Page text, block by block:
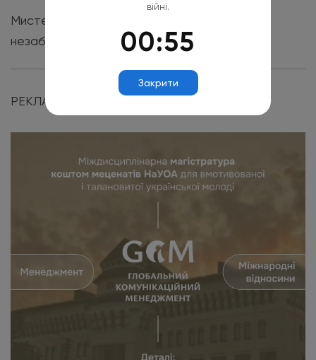
Мистецтво об’єднує, надихає та дарує
незабутні емоції. Підтримуймо своє!
РЕКЛАМА
війні.
00:55
Закрити